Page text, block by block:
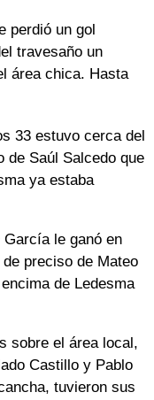
perdió un gol
travesaño un
área chica. Hasta
33 estuvo cerca del
de Saúl Salcedo que
ya estaba
García le ganó en
preciso de Mateo
de Ledesma
sobre el área local,
Castillo y Pablo
tuvieron sus